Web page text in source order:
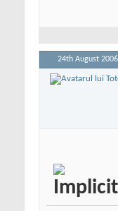
24th August